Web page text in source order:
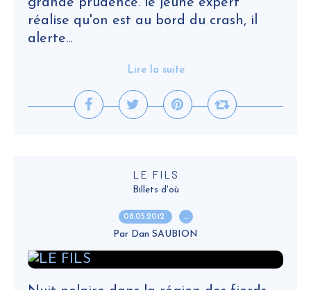
grande prudence. le jeune expert
réalise qu'on est au bord du crash, il
alerte...
Lire la suite
LE FILS
Billets d'où
08.05.2012 …
Par Dan SAUBION